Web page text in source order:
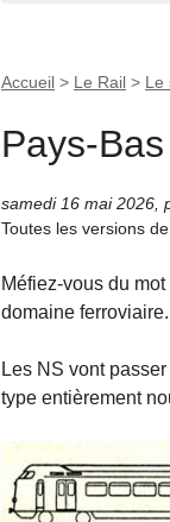
Accueil > Le Rail > Le
Pays-
samedi 16 mai 2026
Toutes les versions
Méfiez-vous du
domaine ferroviaire.
Les NS vont
type entièrement